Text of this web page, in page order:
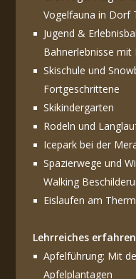
Vogelfauna in Dorf
Jugend &
Bahnerlebnisse
Skischule und
Fortgeschrittene
Skikindergarten
Rodeln und
Icepark bei der
Spazierwege und
Walking
Eislaufen am
Lehrreiches erfahren
Apfelführung: Mit
Apfelplantagen